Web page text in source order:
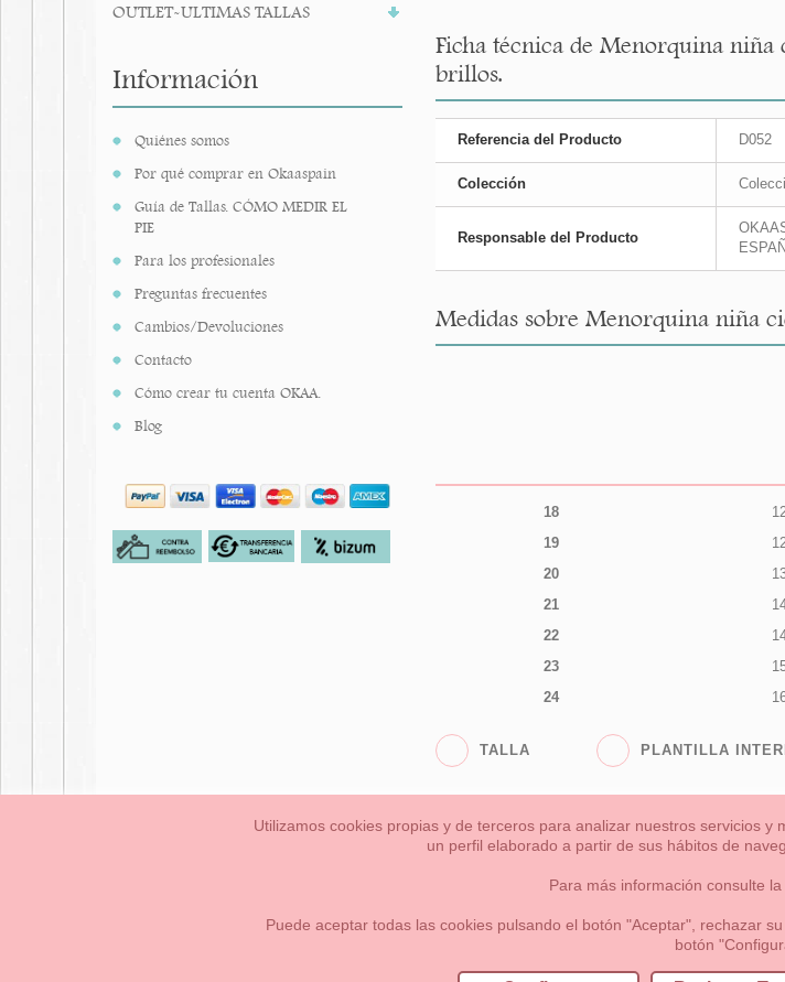
OUTLET-ULTIMAS TALLAS
Información
Quiénes somos
Por qué comprar en Okaaspain
Guía de Tallas. CÓMO MEDIR EL
PIE
Para los profesionales
Preguntas frecuentes
Cambios/Devoluciones
Contacto
Cómo crear tu cuenta OKAA.
Blog
Ficha técnica de Menorquina niña
brillos.
Referencia del Producto D052
Colección
Responsable del Producto
Medidas sobre Menorquina niña
18
19
20
21
22
23
24
TALLA PLANTILLA
Pequeños/as Niña Niño Mamas & Papas
Condiciones generales de compra, formas de pago , política de devoluciones y
Av. Sierra de Grazalema, nº9 28691 Villanueva de la Cañada
Utilizamos cookies propias y de terceros para analizar nuestros servicios
un perfil elaborado a partir de sus hábitos de
Para más información consulte la
Puede aceptar todas las cookies pulsando el botón "Aceptar", rechazar
botón